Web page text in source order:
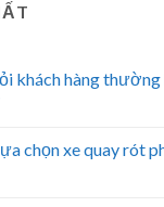
khách hàng
chọn xe quay rót